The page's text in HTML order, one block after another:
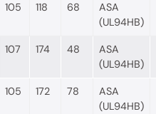
105 118 68
ASA
(UL94HB)
107 174 48
ASA
(UL94HB)
105 172 78
ASA
(UL94HB)